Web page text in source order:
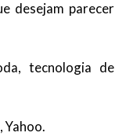
desejam parecer
tecnologia de
Yahoo.